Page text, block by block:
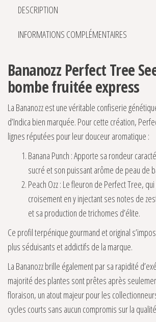
DESCRIPTION
INFORMATIONS COMPLÉMENTAIRES
Bananozz Perfect Tree
bombe fruitée express
La Bananozz est une véritable confiserie
d’Indica bien marquée. Pour cette création,
lignes réputées pour leur douceur aromatique :
Banana Punch : Apporte sa rondeur
sucré et son puissant arôme de peau de
Peach Ozz : Le fleuron de Perfect Tree,
croisement en y injectant ses notes de
et sa production de trichomes d’élite.
Ce profil terpénique gourmand et original
plus séduisants et addictifs de la marque.
La Bananozz brille également par sa rapidité
majorité des plantes sont prêtes après
floraison, un atout majeur pour les
cycles courts sans aucun compromis sur la